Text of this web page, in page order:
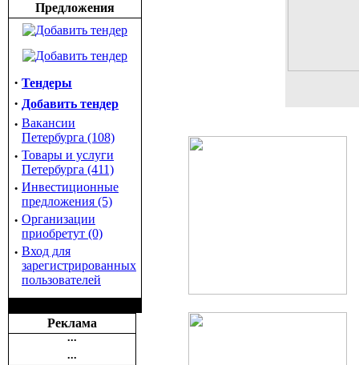
Предложения
· Тендеры
· Добавить тендер
· Вакансии
Петербурга (108)
· Товары и услуги
Петербурга (411)
· Инвестиционные
предложения (5)
· Организации
приобретут (0)
· Вход для
зарегистрированных
пользователей
Реклама
•••
•••